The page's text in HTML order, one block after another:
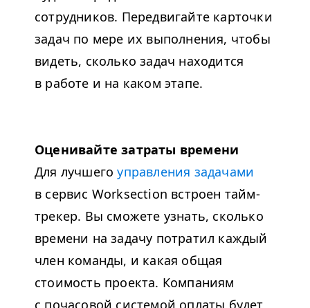
сотрудников. Передвигайте карточки
задач по мере их выполнения, чтобы
видеть, сколько задач находится
в работе и на каком этапе.
Оценивайте затраты времени
Для лучшегоуправления задачами
в сервис Worksection встроен тайм-
трекер. Вы сможете узнать, сколько
времени на задачу потратил каждый
член команды, и какая общая
стоимость проекта. Компаниям
с почасовой системой оплаты будет